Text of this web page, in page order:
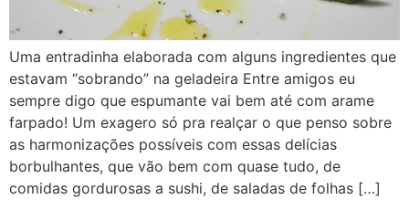
Uma entradinha elaborada com alguns ingredientes que
estavam “sobrando” na geladeira Entre amigos eu
sempre digo que espumante vai bem até com arame
farpado! Um exagero só pra realçar o que penso sobre
as harmonizações possíveis com essas delícias
borbulhantes, que vão bem com quase tudo, de
comidas gordurosas a sushi, de saladas de folhas […]